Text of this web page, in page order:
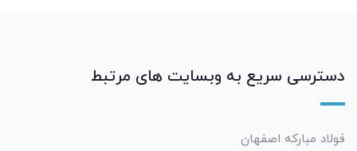
دسترسی سریع به وبسایت های مرتبط
فولاد مبارکه اصفهان